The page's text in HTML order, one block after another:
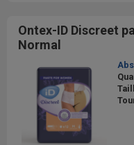
Ontex-ID Discreet
Normal